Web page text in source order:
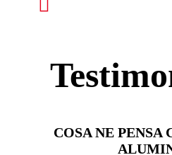
COSA NE PENSA